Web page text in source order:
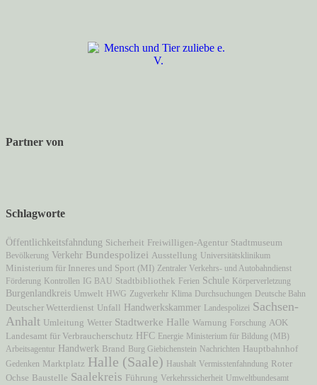
Partner von
Schlagworte
Öffentlichkeitsfahndung Sicherheit Freiwilligen-Agentur Stadtmuseum
Bevölkerung Verkehr Bundespolizei Ausstellung Universitätsklinikum
Ministerium für Inneres und Sport (MI) Zentraler Verkehrs- und Autobahndienst
Förderung Kontrollen IG BAU Stadtbibliothek Ferien Schule Körperverletzung
Burgenlandkreis Umwelt HWG Zugverkehr Klima Durchsuchungen Deutsche Bahn
Deutscher Wetterdienst Unfall Handwerkskammer Landespolizei Sachsen-
Anhalt Umleitung Wetter Stadtwerke Halle Warnung Forschung AOK
Landesamt für Verbraucherschutz HFC Energie Ministerium für Bildung (MB)
Arbeitsagentur Handwerk Brand Burg Giebichenstein Nachrichten Hauptbahnhof
Gedenken Marktplatz Halle (Saale) Haushalt Vermisstenfahndung Roter
Ochse Baustelle Saalekreis Führung Verkehrssicherheit Umweltbundesamt